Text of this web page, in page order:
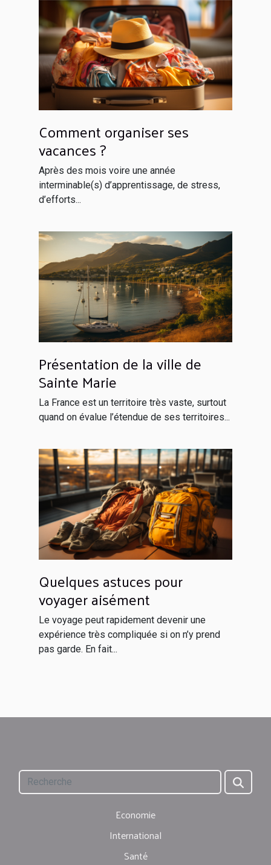
Comment organiser ses
vacances ?
Après des mois voire une année
interminable(s) d’apprentissage, de stress,
d’efforts...
Présentation de la ville de
Sainte Marie
La France est un territoire très vaste, surtout
quand on évalue l’étendue de ses territoires...
Quelques astuces pour
voyager aisément
Le voyage peut rapidement devenir une
expérience très compliquée si on n’y prend
pas garde. En fait...
Economie
International
Santé